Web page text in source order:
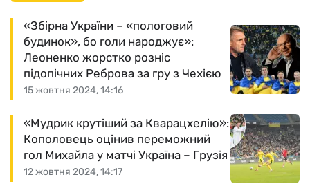
15 жовтня 2024, 14:16
«Збірна України – «пологовий
будинок», бо голи народжує»:
Леоненко жорстко розніс
підопічних Реброва за гру з Чехією
12 жовтня 2024, 14:17
«Мудрик крутіший за Кварацхелію»:
Кополовець оцінив переможний
гол Михайла у матчі Україна – Грузія